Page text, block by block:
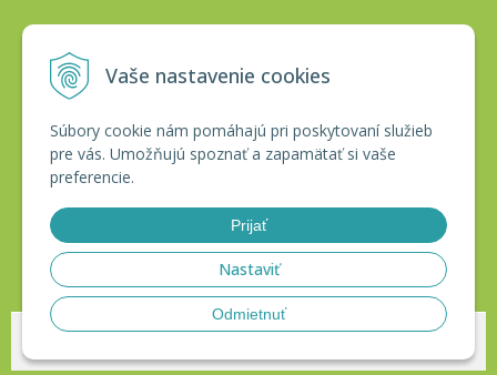
Vaše nastavenie cookies
Súbory cookie nám pomáhajú pri poskytovaní služieb
pre vás. Umožňujú spoznať a zapamätať si vaše
preferencie.
Prijať
Nastaviť
Odmietnuť
Reklamačný poriadok
CERTIFIKÁTY
© 2026 HAKLobchod •tvorba eshopu cez UNIobchod,webhosting